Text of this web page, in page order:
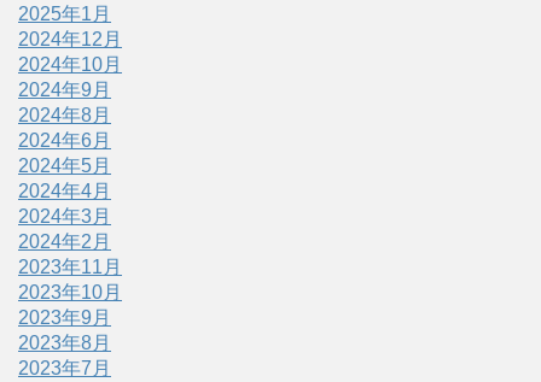
2025年1月
2024年12月
2024年10月
2024年9月
2024年8月
2024年6月
2024年5月
2024年4月
2024年3月
2024年2月
2023年11月
2023年10月
2023年9月
2023年8月
2023年7月